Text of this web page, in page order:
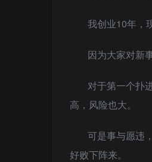
我创业10年，
因为大家对新
对于第一个扑
高，风险也大。
可是事与愿违
好败下阵来。